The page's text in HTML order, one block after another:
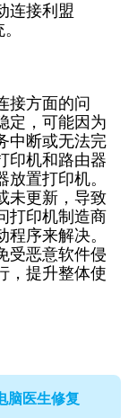
连接利盟
接方面的问
定，可能因为
中断或无法完
印机和路由器
置打印机。
未更新，导致
打印机制造商
序来解决。
受恶意软件侵
，提升整体使
脑医生修复